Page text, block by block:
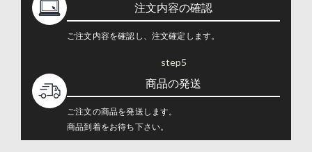
注文内容の確認
ご注文内容を確認し、注文確定します。
step5
商品の発送
ご注文の商品を発送します。
商品到着をお待ち下さい。